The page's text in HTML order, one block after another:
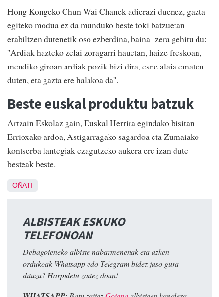
Hong Kongeko Chun Wai Chanek adierazi duenez, gazta
egiteko modua ez da munduko beste toki batzuetan
erabiltzen dutenetik oso ezberdina, baina zera gehitu du:
''Ardiak hazteko zelai zoragarri hauetan, haize freskoan,
mendiko giroan ardiak pozik bizi dira, esne alaia ematen
duten, eta gazta ere halakoa da''.
Beste euskal produktu batzuk
Artzain Eskolaz gain, Euskal Herrira egindako bisitan
Errioxako ardoa, Astigarragako sagardoa eta Zumaiako
kontserba lantegiak ezagutzeko aukera ere izan dute
besteak beste.
OÑATI
ALBISTEAK ESKUKO
TELEFONOAN
Debagoieneko albiste nabarmenenak eta azken
ordukoak Whatsapp edo Telegram bidez jaso gura
dituzu? Harpidetu zaitez doan!